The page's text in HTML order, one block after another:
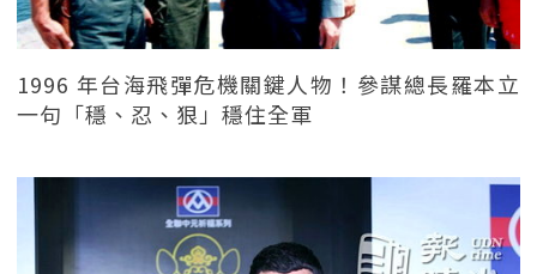
1996 年台海飛彈危機關鍵人物！參謀總長羅本立
一句「穩、忍、狠」穩住全軍